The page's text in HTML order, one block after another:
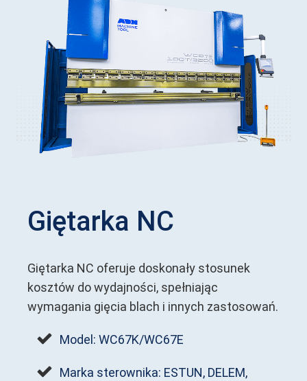
Giętarka NC
Giętarka NC oferuje doskonały stosunek
kosztów do wydajności, spełniając
wymagania gięcia blach i innych zastosowań.
Model: WC67K/WC67E
Marka sterownika: ESTUN, DELEM,